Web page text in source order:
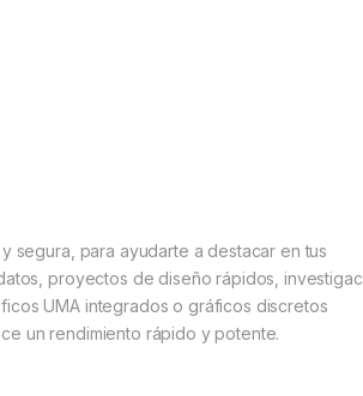
segura, para ayudarte a destacar en tus
proyectos de diseño rápidos,
UMA integrados o gráficos discretos
un rendimiento rápido y potente.